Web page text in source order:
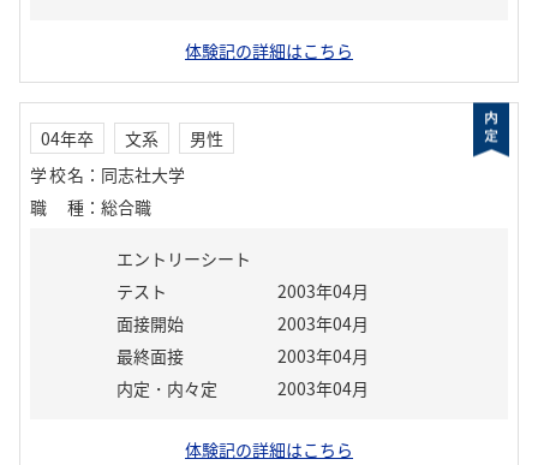
体験記の詳細はこちら
04年卒 文系
男性
学校名 ： 同志社大学
職種 ： 総合職
エントリーシート
テスト
2003年04月
面接開始
2003年04月
最終面接
2003年04月
内定・内々定
2003年04月
体験記の詳細はこちら